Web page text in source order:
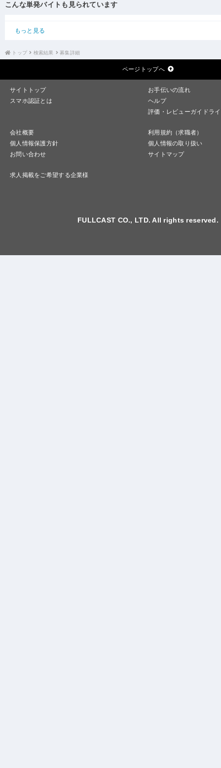
こんな単発バイトも見られています
もっと見る
トップ 検索結果 募集詳細
ページトップへ
サイトトップ
お手伝いの流れ
スマホ認証とは
ヘルプ
評価・レビューガイドラ
会社概要
利用規約（求職者）
個人情報保護方針
個人情報の取り扱い
お問い合わせ
サイトマップ
求人掲載をご希望する企業様
FULLCAST CO., LTD. All rights reserved.